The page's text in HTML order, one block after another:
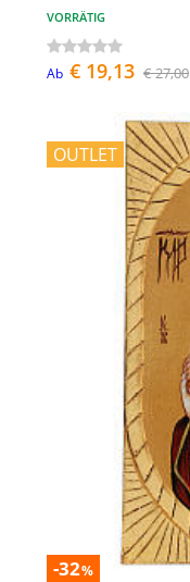
VORRÄTIG
Ab € 19,13 € 27,00
OUTLET
-32%